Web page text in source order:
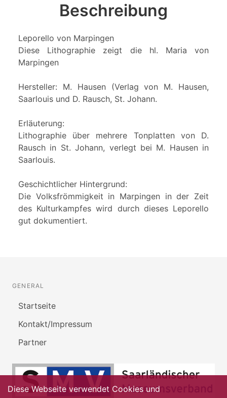
Beschreibung
Leporello von Marpingen
Diese Lithographie zeigt die hl. Maria von
Marpingen
Hersteller: M. Hausen (Verlag von M. Hausen,
Saarlouis und D. Rausch, St. Johann.
Erläuterung:
Lithographie über mehrere Tonplatten von D.
Rausch in St. Johann, verlegt bei M. Hausen in
Saarlouis.
Geschichtlicher Hintergrund:
Die Volksfrömmigkeit in Marpingen in der Zeit
des Kulturkampfes wird durch dieses Leporello
gut dokumentiert.
GENERAL
Startseite
Kontakt/Impressum
Partner
Diese Webseite verwendet Cookies und